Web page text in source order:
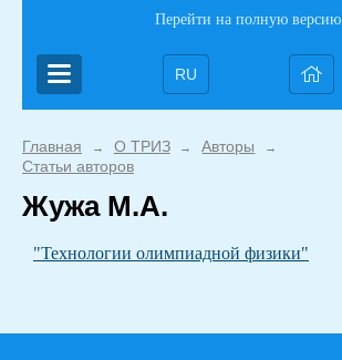
Перейти на полную версию
RU
Главная → О ТРИЗ → Авторы →
Статьи авторов
Жужа М.А.
"Технологии олимпиадной физики"